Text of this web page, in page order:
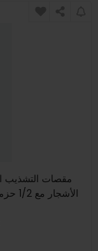
الأشجار مع 1/2 حزمة بطاريات ليثيوم 2.0-3.0 أمبير قوية المحرك ال